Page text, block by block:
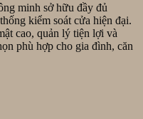
minh sở hữu đầy đủ
kiểm soát cửa hiện đại.
cao, quản lý tiện lợi và
phù hợp cho gia đình, căn